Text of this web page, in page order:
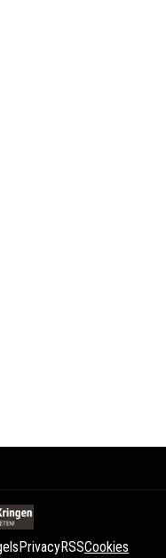
PrivacyRSSCookies